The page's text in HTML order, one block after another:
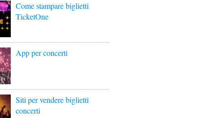
Come stampare biglietti
TicketOne
App per concerti
Siti per vendere biglietti
concerti